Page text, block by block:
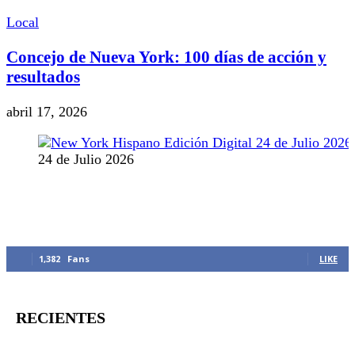
Local
Concejo de Nueva York: 100 días de acción y
resultados
abril 17, 2026
24 de Julio 2026
1,382 Fans LIKE
RECIENTES